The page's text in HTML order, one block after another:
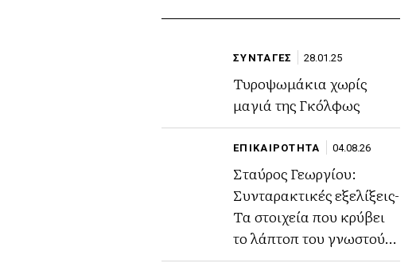
ΣΥΝΤΑΓΕΣ 28.01.25
Τυροψωμάκια χωρίς
μαγιά της Γκόλφως
ΕΠΙΚΑΙΡΟΤΗΤΑ 04.08.26
Σταύρος Γεωργίου:
Συνταρακτικές εξελίξεις-
Τα στοιχεία που κρύβει
το λάπτοπ του γνωστού
ποινικολόγου